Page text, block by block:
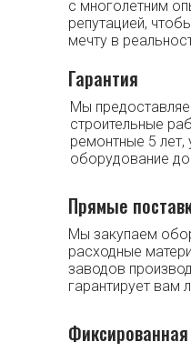
Прямые
Мы закупаем
расходные
заводов
гарантирует вам
с многолетним
репутацией,
мечту в
Гарантия
Мы
строительные
ремонтные 5 лет,
оборудование до